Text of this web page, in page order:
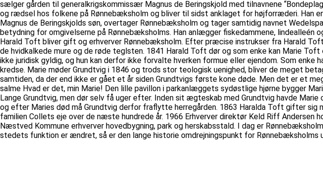
sælger gården til generalkrigskommissær Magnus de Beringskjold med tilnavnene
og rædsel hos folkene på Rønnebæksholm og bliver til sidst anklaget for højforræderi. Han
Magnus de Beringskjolds søn, overtager Rønnebæksholm og tager samtidig navnet
betydning for omgivelserne på Rønnebæksholms. Han anlægger fiskedammene,
Harald Toft bliver gift og erhverver Rønnebæksholm. Efter præcise instrukser fra Harald
de hvidkalkede mure og de røde teglsten. 1841 Harald Toft dør og som enke kan Marie
ikke juridisk gyldig, og hun kan derfor ikke forvalte hverken formue eller ejendom. Som
kredse. Marie møder Grundtvig i 1846 og trods stor teologisk uenighed, bliver de meget
samtiden, da der end ikke er gået et år siden Grundtvigs første kone døde. Men det er et
salme Hvad er det, min Marie! Den lille pavillon i parkanlæggets sydøstlige hjørne bygger
Lange Grundtvig, men dør selv få uger efter. Inden sit ægteskab med Grundtvig havde
og efter Maries død må Grundtvig derfor fraflytte herregården. 1863 Haralda Toft gifter
familien Collets eje over de næste hundrede år. 1966 Erhverver direktør Keld Riff Andersen
Næstved Kommune erhverver hovedbygning, park og herskabsstald. I dag er
stedets funktion er ændret, så er den lange historie omdrejningspunkt for Rønnebæksholms